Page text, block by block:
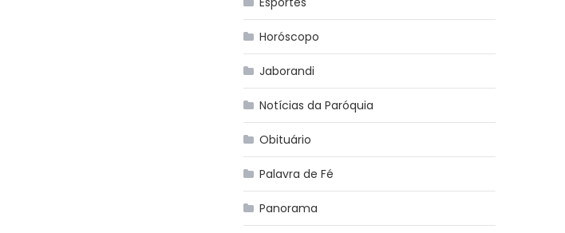
Horóscopo
Jaborandi
Notícias da Paróquia
Obituário
Palavra de Fé
Panorama